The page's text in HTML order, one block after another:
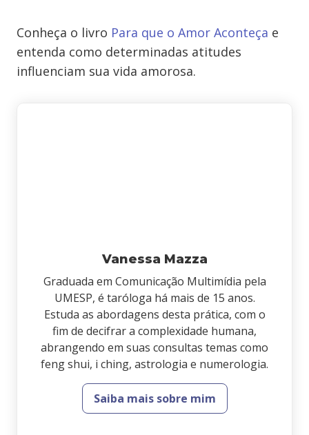
Conheça o livro Para que o Amor Aconteça e
entenda como determinadas atitudes
influenciam sua vida amorosa.
Vanessa Mazza
Graduada em Comunicação Multimídia pela
UMESP, é taróloga há mais de 15 anos.
Estuda as abordagens desta prática, com o
fim de decifrar a complexidade humana,
abrangendo em suas consultas temas como
feng shui, i ching, astrologia e numerologia.
Saiba mais sobre mim